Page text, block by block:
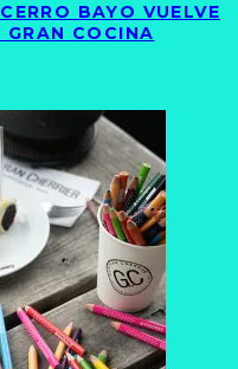
BAYO VUELVE
GRAN COCINA